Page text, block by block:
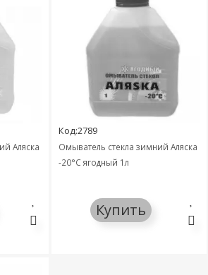
Аляска
Код:2789
Омыватель стекла зимний Аляска
-20°C ягодный 1л
Купить